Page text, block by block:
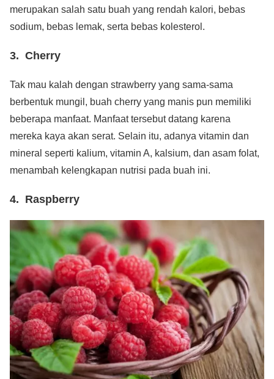
merupakan salah satu buah yang rendah kalori, bebas
sodium, bebas lemak, serta bebas kolesterol.
3. Cherry
Tak mau kalah dengan strawberry yang sama-sama
berbentuk mungil, buah cherry yang manis pun memiliki
beberapa manfaat. Manfaat tersebut datang karena
mereka kaya akan serat. Selain itu, adanya vitamin dan
mineral seperti kalium, vitamin A, kalsium, dan asam folat,
menambah kelengkapan nutrisi pada buah ini.
4. Raspberry